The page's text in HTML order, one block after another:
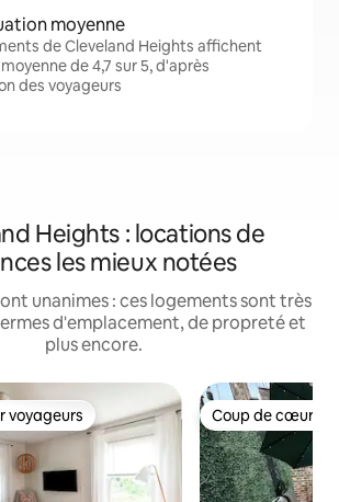
moyenne
de Cleveland Heights affichent
de 4,7 sur 5, d'après
des voyageurs
Heights : locations de
les mieux notées
unanimes : ces logements sont très
d'emplacement, de propreté et
plus encore.
les plus appréciés
voyageurs Coup de cœur
Coup de cœur